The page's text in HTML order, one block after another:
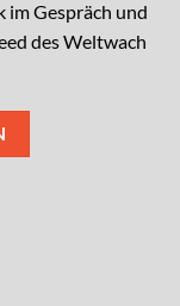
im Gespräch und
des Weltwach